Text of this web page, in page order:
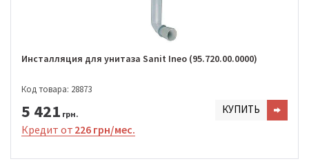
Инсталляция для унитаза Sanit Ineo (95.720.00.0000)
Код товара: 28873
5 421 грн. КУПИТЬ
Кредит от 226 грн/мес.